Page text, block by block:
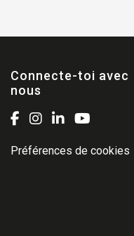
Connecte-toi avec
nous
Préférences de cookies